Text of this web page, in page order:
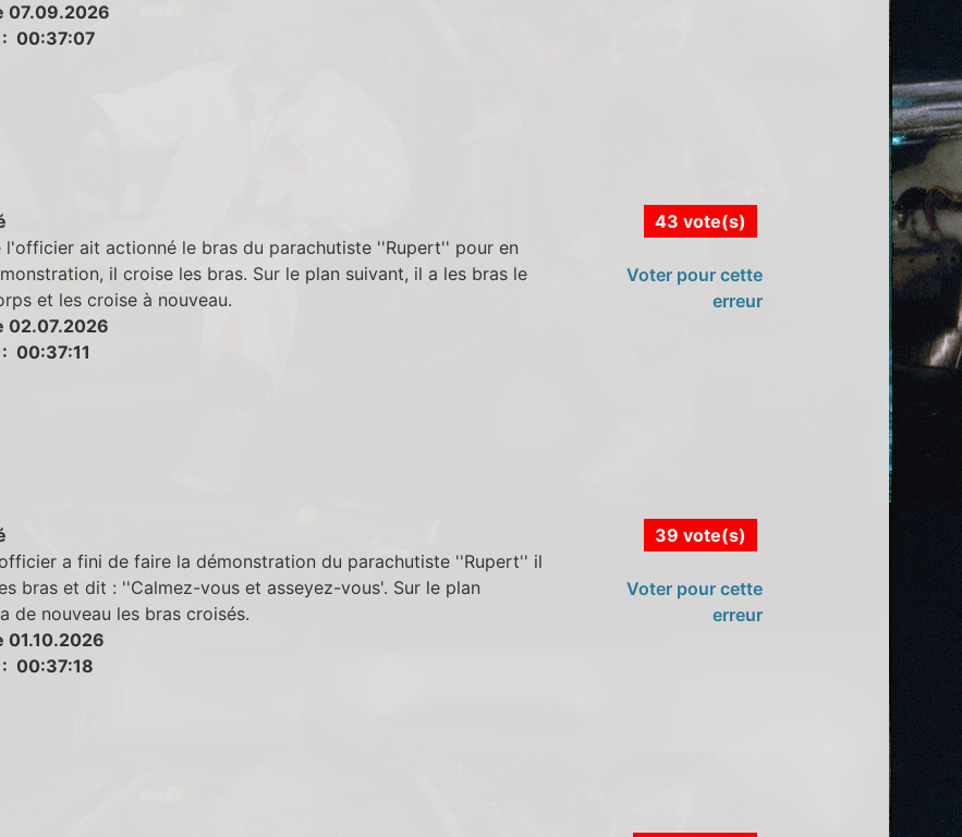
07.09.2026
: 00:37:07
l'officier ait actionné le bras du parachutiste ''Rupert'' pour en
il croise les bras. Sur le plan suivant, il a les bras le
et les croise à nouveau.
02.07.2026
00:37:11
43 vote(s)
Voter pour cette
erreur
a fini de faire la démonstration du parachutiste ''Rupert'' il
bras et dit : ''Calmez-vous et asseyez-vous'. Sur le plan
de nouveau les bras croisés.
01.10.2026
00:37:18
39 vote(s)
Voter pour cette
erreur